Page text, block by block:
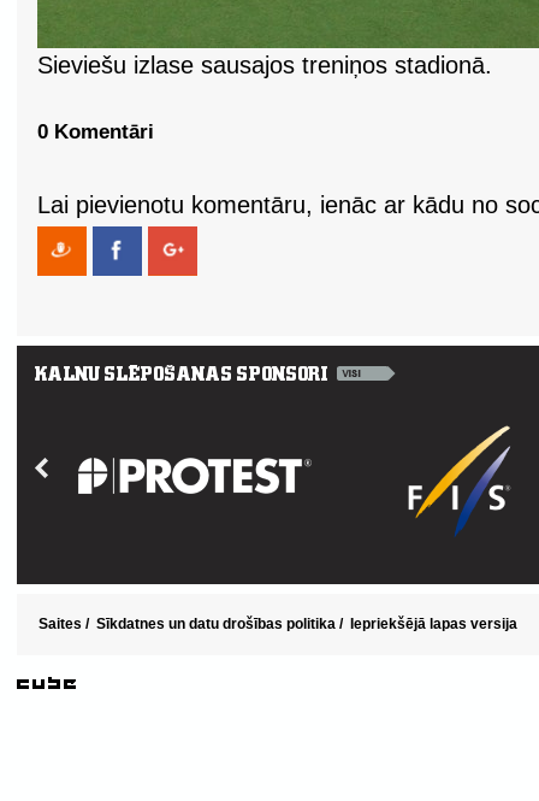
Sieviešu izlase sausajos treniņos stadionā.
0 Komentāri
Lai pievienotu komentāru, ienāc ar kādu no
Saites / Sīkdatnes un datu drošības politika / Iepriekšējā lapas versija